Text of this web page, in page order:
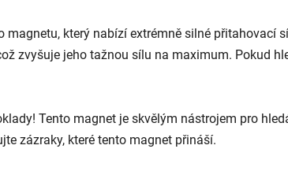
který nabízí extrémně silné přitahovací
zvyšuje jeho tažnou sílu na maximum. Pokud
Tento magnet je skvělým nástrojem pro
zázraky, které tento magnet přináší.